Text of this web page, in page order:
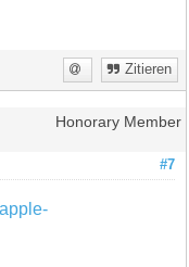
Zitieren
Honorary Member
#7